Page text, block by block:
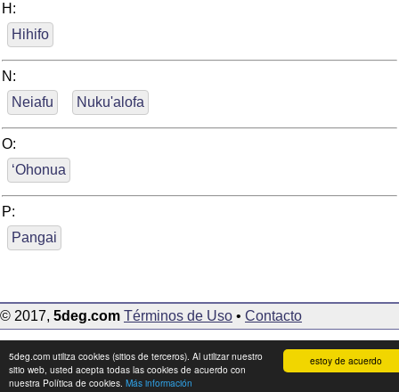
estoy de acuerdo
5deg.com utiliza cookies (sitios de terceros). Al utilizar nuestro
sitio web, usted acepta todas las cookies de acuerdo con
nuestra Política de cookies. Más información
H:
Hihifo
N:
Neiafu
Nuku'alofa
O:
‘Ohonua
P:
Pangai
© 2017, 5deg.com Términos de Uso • Contacto